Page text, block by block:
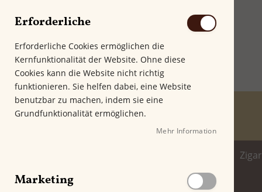
Spirituosenwelt
Erforderliche
Erforderliche Cookies ermöglichen die
Kernfunktionalität der Website. Ohne diese
Cookies kann die Website nicht richtig
funktionieren. Sie helfen dabei, eine Website
benutzbar zu machen, indem sie eine
Grundfunktionalität ermöglichen.
Mehr Information
Marketing